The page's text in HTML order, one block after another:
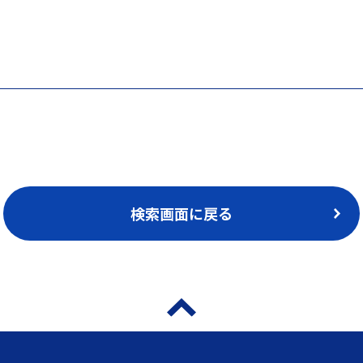
検索画面に戻る